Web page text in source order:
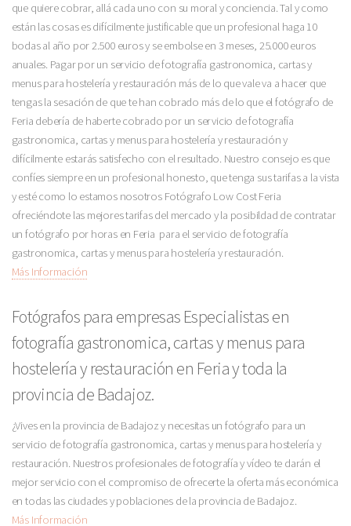
que quiere cobrar, allá cada uno con su moral y conciencia. Tal y como
están las cosas es difícilmente justificable que un profesional haga 10
bodas al año por 2.500 euros y se embolse en 3 meses, 25.000 euros
anuales. Pagar por un servicio de fotografía gastronomica, cartas y
menus para hostelería y restauración más de lo que vale va a hacer que
tengas la sesación de que te han cobrado más de lo que el fotógrafo de
Feria debería de haberte cobrado por un servicio de fotografía
gastronomica, cartas y menus para hostelería y restauración y
difícilmente estarás satisfecho con el resultado. Nuestro consejo es que
confíes siempre en un profesional honesto, que tenga sus tarifas a la vista
y esté como lo estamos nosotros Fotógrafo Low Cost Feria
ofreciéndote las mejores tarifas del mercado y la posibildad de contratar
un fotógrafo por horas en Feria para el servicio de fotografía
gastronomica, cartas y menus para hostelería y restauración.
Más Información
Fotógrafos para empresas Especialistas en
fotografía gastronomica, cartas y menus para
hostelería y restauración en Feria y toda la
provincia de Badajoz.
¿Vives en la provincia de Badajoz y necesitas un fotógrafo para un
servicio de fotografía gastronomica, cartas y menus para hostelería y
restauración. Nuestros profesionales de fotografía y vídeo te darán el
mejor servicio con el compromiso de ofrecerte la oferta más económica
en todas las ciudades y poblaciones de la provincia de Badajoz.
Más Información